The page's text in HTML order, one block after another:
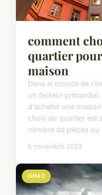
comment
quartier
maison
Dans le monde de
un facteur
d'acheter une
choix du quartier est
nombre de pièces ou
6 novembre 2023
IMMO